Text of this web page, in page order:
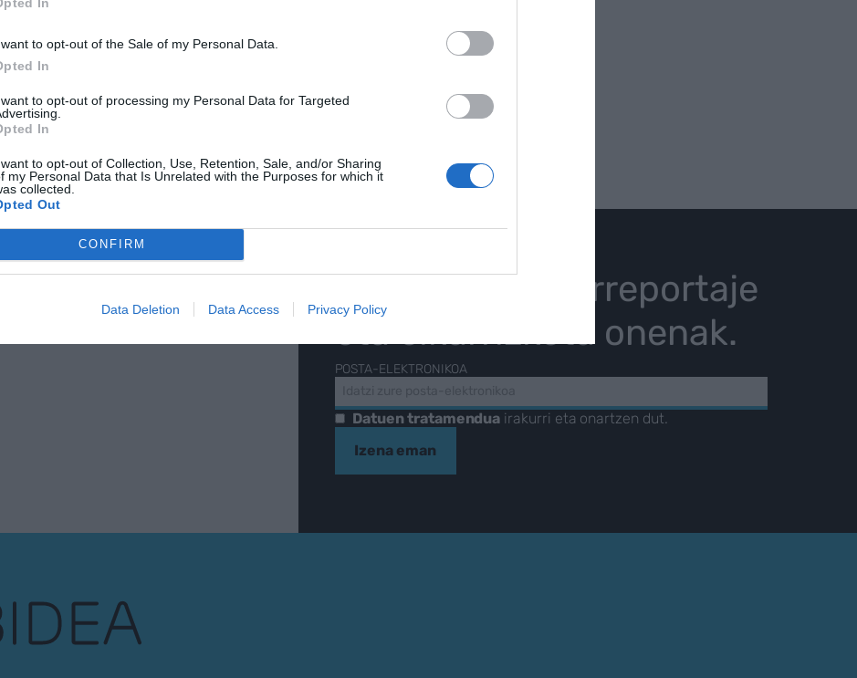
to opt-out of the Sale of my Personal Data.
In
to opt-out of processing my Personal Data for Targeted
In
to opt-out of Collection, Use, Retention, Sale, and/or Sharing
my Personal Data that Is Unrelated with the Purposes for which it
collected.
Out
CONFIRM
Data Deletion Data Access Privacy Policy
Gure historia, erreportaje
eta elkarrizketa onenak.
POSTA-ELEKTRONIKOA
Datuen tratamendua irakurri eta onartzen dut.
Izena eman